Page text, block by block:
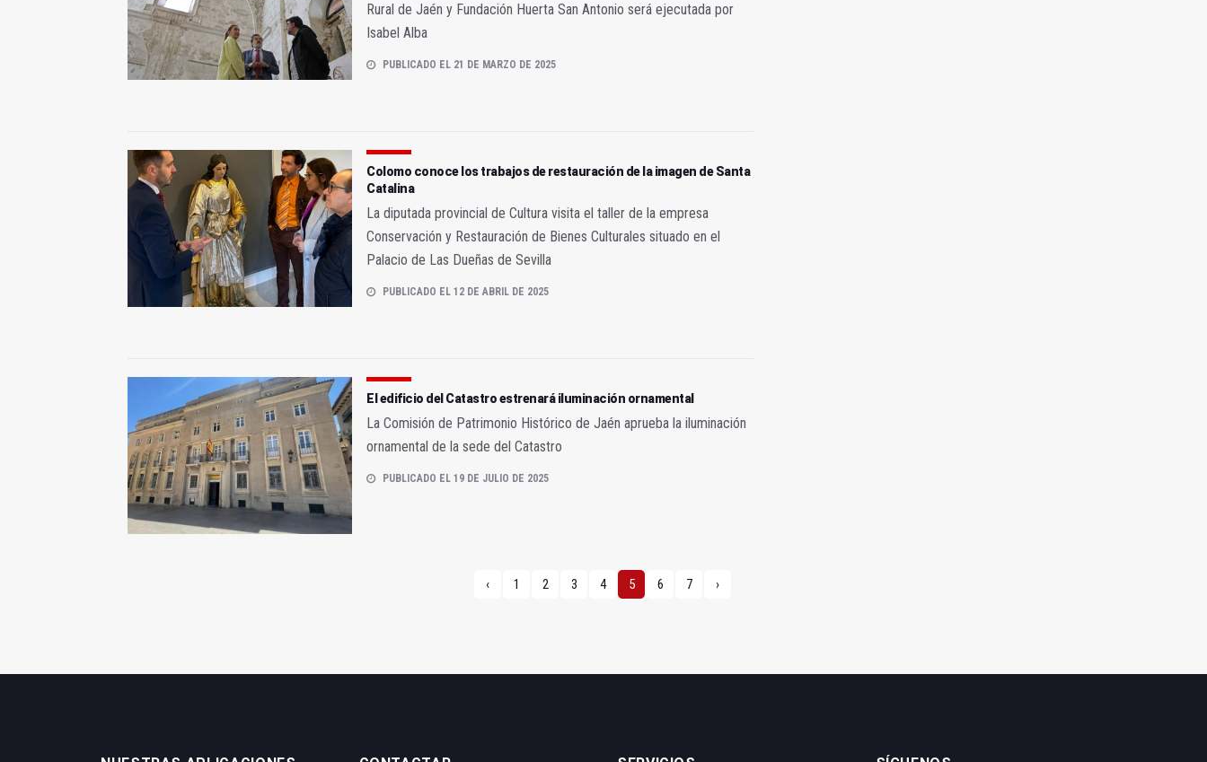
Rural de Jaén y Fundación Huerta San Antonio será ejecutada por
Isabel Alba
PUBLICADO EL 21 DE MARZO DE 2025
Colomo conoce los trabajos de restauración de la imagen de Santa
Catalina
La diputada provincial de Cultura visita el taller de la empresa
Conservación y Restauración de Bienes Culturales situado en el
Palacio de Las Dueñas de Sevilla
PUBLICADO EL 12 DE ABRIL DE 2025
El edificio del Catastro estrenará iluminación ornamental
La Comisión de Patrimonio Histórico de Jaén aprueba la iluminación
ornamental de la sede del Catastro
PUBLICADO EL 19 DE JULIO DE 2025
‹ 1 2 3 4 5 6 7 ›